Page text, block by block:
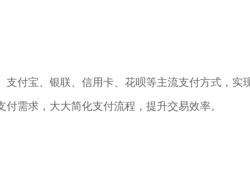
付宝、银联、信用卡、花呗等主流支付方式，实
需求，大大简化支付流程，提升交易效率。​